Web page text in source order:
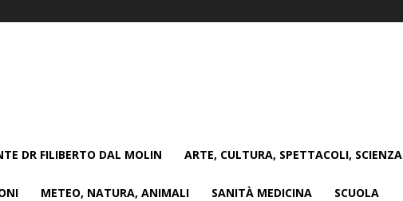
DR FILIBERTO DAL MOLIN ARTE, CULTURA, SPETTACOLI, SCIENZA
METEO, NATURA, ANIMALI SANITÀ MEDICINA SCUOLA